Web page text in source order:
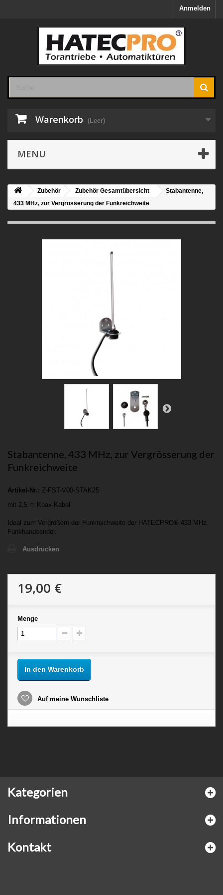
Anmelden
Warenkorb (Leer)
MENU
Zubehör Zubehör Gesamtübersicht
Stabantenne,
433 MHz, zur Vergrösserung der Funkreichweite
Stabantenne, 433 MHz, zur Vergrösserung der
Funkreichweite
Artikel-Nr.: Z-FST-V00-STAK25
mit 2,5 m Koax-Kabel
Ideal zum Vergrößern der Funkreichweite der HATECPRO® 433 MHz.
Funkhandsender.
Ausdrucken
19,00 €
Menge
In den Warenkorb
Auf meine Wunschliste
Kategorien
Informationen
Kontakt